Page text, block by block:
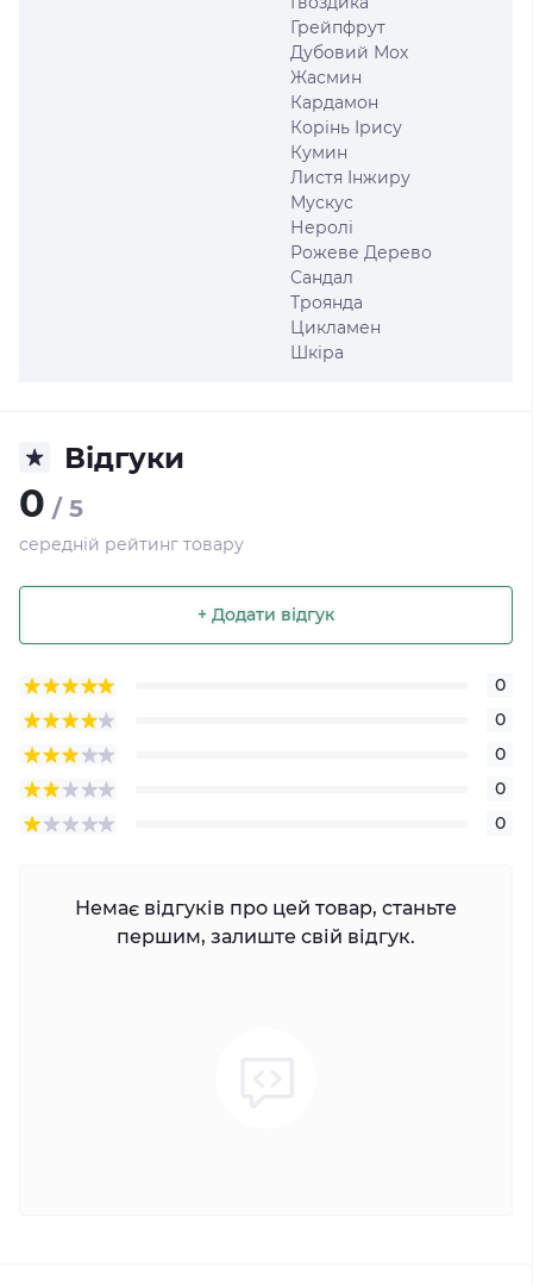
Грейпфрут
Дубовий Мох
Жасмин
Кардамон
Корінь Ірису
Кумин
Листя Інжиру
Мускус
Неролі
Рожеве Дерево
Сандал
Троянда
Цикламен
Шкіра
Відгуки
0 / 5
середній рейтинг товару
+ Додати відгук
0
0
0
0
0
Немає відгуків про цей товар, станьте
першим, залиште свій відгук.